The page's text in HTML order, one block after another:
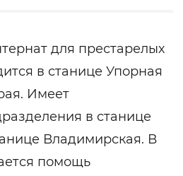
для престарелых
в станице Упорная
Имеет
в станице
Владимирская. В
помощь